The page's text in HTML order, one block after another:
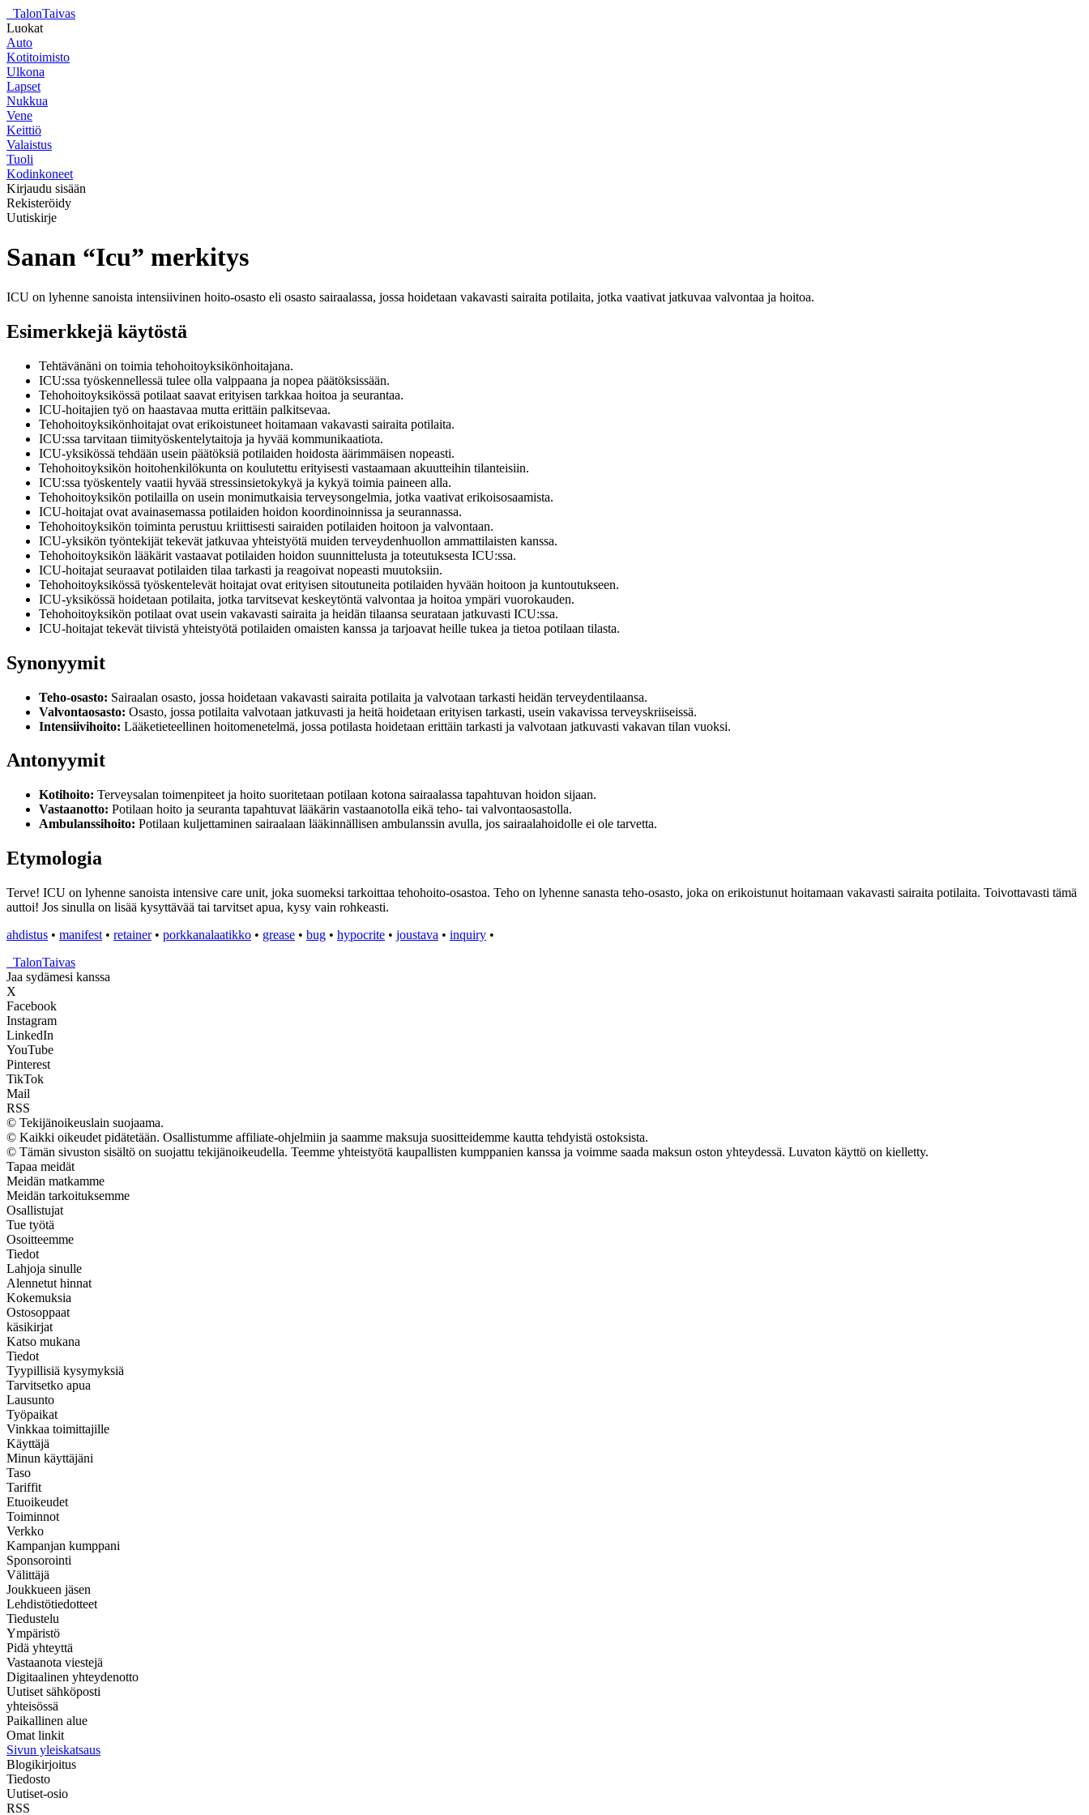
TalonTaivas
Luokat
Auto
Kotitoimisto
Ulkona
Lapset
Nukkua
Vene
Keittiö
Valaistus
Tuoli
Kodinkoneet
Kirjaudu sisään
Rekisteröidy
Uutiskirje
Sanan “Icu” merkitys
ICU on lyhenne sanoista intensiivinen hoito-osasto eli osasto sairaalassa, jossa hoidetaan vakavasti sairaita potilaita, jotka vaativat jatkuvaa valvontaa ja hoitoa.
Esimerkkejä käytöstä
Tehtävänäni on toimia tehohoitoyksikönhoitajana.
ICU:ssa työskennellessä tulee olla valppaana ja nopea päätöksissään.
Tehohoitoyksikössä potilaat saavat erityisen tarkkaa hoitoa ja seurantaa.
ICU-hoitajien työ on haastavaa mutta erittäin palkitsevaa.
Tehohoitoyksikönhoitajat ovat erikoistuneet hoitamaan vakavasti sairaita potilaita.
ICU:ssa tarvitaan tiimityöskentelytaitoja ja hyvää kommunikaatiota.
ICU-yksikössä tehdään usein päätöksiä potilaiden hoidosta äärimmäisen nopeasti.
Tehohoitoyksikön hoitohenkilökunta on koulutettu erityisesti vastaamaan akuutteihin tilanteisiin.
ICU:ssa työskentely vaatii hyvää stressinsietokykyä ja kykyä toimia paineen alla.
Tehohoitoyksikön potilailla on usein monimutkaisia terveysongelmia, jotka vaativat erikoisosaamista.
ICU-hoitajat ovat avainasemassa potilaiden hoidon koordinoinnissa ja seurannassa.
Tehohoitoyksikön toiminta perustuu kriittisesti sairaiden potilaiden hoitoon ja valvontaan.
ICU-yksikön työntekijät tekevät jatkuvaa yhteistyötä muiden terveydenhuollon ammattilaisten kanssa.
Tehohoitoyksikön lääkärit vastaavat potilaiden hoidon suunnittelusta ja toteutuksesta ICU:ssa.
ICU-hoitajat seuraavat potilaiden tilaa tarkasti ja reagoivat nopeasti muutoksiin.
Tehohoitoyksikössä työskentelevät hoitajat ovat erityisen sitoutuneita potilaiden hyvään hoitoon ja kuntoutukseen.
ICU-yksikössä hoidetaan potilaita, jotka tarvitsevat keskeytöntä valvontaa ja hoitoa ympäri vuorokauden.
Tehohoitoyksikön potilaat ovat usein vakavasti sairaita ja heidän tilaansa seurataan jatkuvasti ICU:ssa.
ICU-hoitajat tekevät tiivistä yhteistyötä potilaiden omaisten kanssa ja tarjoavat heille tukea ja tietoa potilaan tilasta.
Synonyymit
Teho-osasto: Sairaalan osasto, jossa hoidetaan vakavasti sairaita potilaita ja valvotaan tarkasti heidän terveydentilaansa.
Valvontaosasto: Osasto, jossa potilaita valvotaan jatkuvasti ja heitä hoidetaan erityisen tarkasti, usein vakavissa terveyskriiseissä.
Intensiivihoito: Lääketieteellinen hoitomenetelmä, jossa potilasta hoidetaan erittäin tarkasti ja valvotaan jatkuvasti vakavan tilan vuoksi.
Antonyymit
Kotihoito: Terveysalan toimenpiteet ja hoito suoritetaan potilaan kotona sairaalassa tapahtuvan hoidon sijaan.
Vastaanotto: Potilaan hoito ja seuranta tapahtuvat lääkärin vastaanotolla eikä teho- tai valvontaosastolla.
Ambulanssihoito: Potilaan kuljettaminen sairaalaan lääkinnällisen ambulanssin avulla, jos sairaalahoidolle ei ole tarvetta.
Etymologia
Terve! ICU on lyhenne sanoista intensive care unit, joka suomeksi tarkoittaa tehohoito-osastoa. Teho on lyhenne sanasta teho-osasto, joka on erikoistunut hoitamaan vakavasti sairaita potilaita. Toivottavasti tämä
auttoi! Jos sinulla on lisää kysyttävää tai tarvitset apua, kysy vain rohkeasti.
ahdistus • manifest • retainer• porkkanalaatikko • grease • bug • hypocrite • joustava • inquiry •
TalonTaivas
Jaa sydämesi kanssa
X
Facebook
Instagram
LinkedIn
YouTube
Pinterest
TikTok
Mail
RSS
© Tekijänoikeuslain suojaama.
© Kaikki oikeudet pidätetään. Osallistumme affiliate-ohjelmiin ja saamme maksuja suositteidemme kautta tehdyistä ostoksista.
© Tämän sivuston sisältö on suojattu tekijänoikeudella. Teemme yhteistyötä kaupallisten kumppanien kanssa ja voimme saada maksun oston yhteydessä. Luvaton käyttö on kielletty.
Tapaa meidät
Meidän matkamme
Meidän tarkoituksemme
Osallistujat
Tue työtä
Osoitteemme
Tiedot
Lahjoja sinulle
Alennetut hinnat
Kokemuksia
Ostosoppaat
käsikirjat
Katso mukana
Tiedot
Tyypillisiä kysymyksiä
Tarvitsetko apua
Lausunto
Työpaikat
Vinkkaa toimittajille
Käyttäjä
Minun käyttäjäni
Taso
Tariffit
Etuoikeudet
Toiminnot
Verkko
Kampanjan kumppani
Sponsorointi
Välittäjä
Joukkueen jäsen
Lehdistötiedotteet
Tiedustelu
Ympäristö
Pidä yhteyttä
Vastaanota viestejä
Digitaalinen yhteydenotto
Uutiset sähköposti
yhteisössä
Paikallinen alue
Omat linkit
Sivun yleiskatsaus
Blogikirjoitus
Tiedosto
Uutiset-osio
RSS